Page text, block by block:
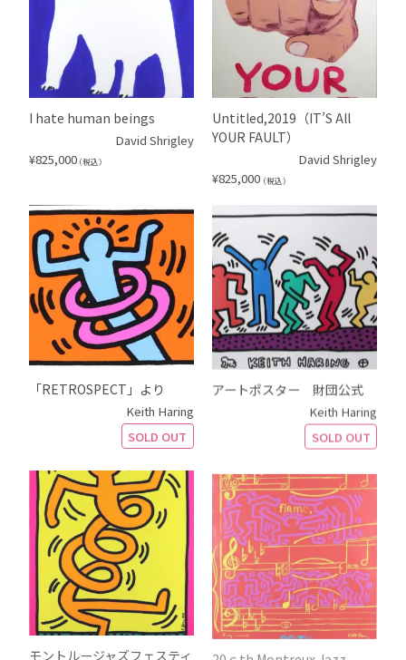
I hate human beings
David Shrigley
¥825,000 （税込）
Untitled,2019（IT’S All
YOUR FAULT）
David Shrigley
¥825,000 （税込）
「RETROSPECT」より
Keith Haring
SOLD OUT
アートポスター 財団公式
Keith Haring
SOLD OUT
モントルージャズフェスティ 20ｃth Montreux Jazz